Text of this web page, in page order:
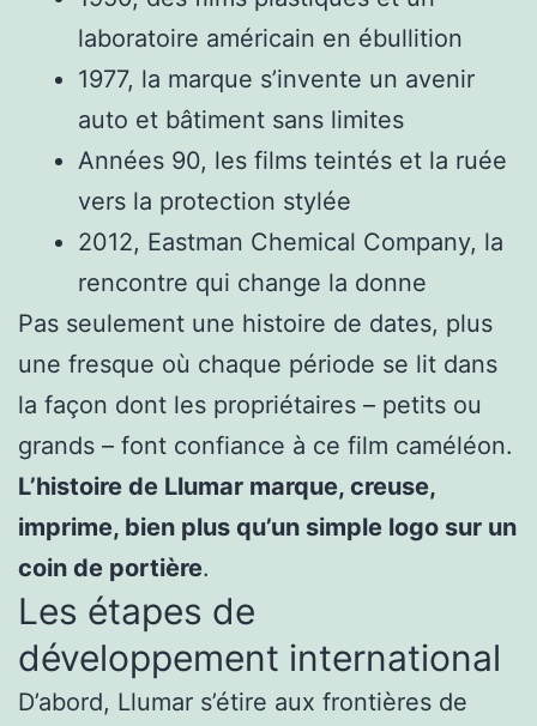
laboratoire américain en ébullition
1977, la marque s’invente un avenir
auto et bâtiment sans limites
Années 90, les films teintés et la ruée
vers la protection stylée
2012, Eastman Chemical Company, la
rencontre qui change la donne
Pas seulement une histoire de dates, plus
une fresque où chaque période se lit dans
la façon dont les propriétaires – petits ou
grands – font confiance à ce film caméléon.
L’histoire de Llumar marque, creuse,
imprime, bien plus qu’un simple logo sur un
coin de portière.
Les étapes de
développement international
D’abord, Llumar s’étire aux frontières de